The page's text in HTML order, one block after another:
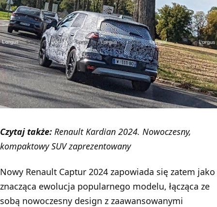
Czytaj także: Renault Kardian 2024. Nowoczesny,
kompaktowy SUV zaprezentowany
Nowy Renault Captur 2024 zapowiada się zatem jako
znacząca ewolucja popularnego modelu, łącząca ze
sobą nowoczesny design z zaawansowanymi